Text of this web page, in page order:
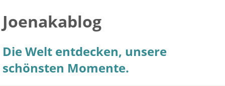
Joenakablog
Die Welt entdecken, unsere
schönsten Momente.